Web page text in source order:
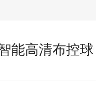
能高清布控